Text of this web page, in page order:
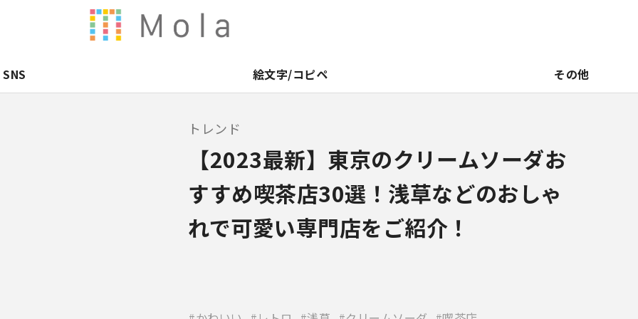
SNS 絵文字/コピペ その他
トレンド
【2023最新】東京のクリームソーダお
すすめ喫茶店30選！浅草などのおしゃ
れで可愛い専門店をご紹介！